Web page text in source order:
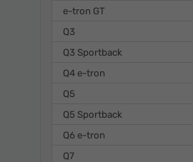
e-tron GT
Q3
Q3 Sportback
Q4 e-tron
Q5
Q5 Sportback
Q6 e-tron
Q7